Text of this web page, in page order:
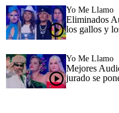
Yo Me Llamo
Eliminados
los gallos y
Yo Me Llamo
Mejores
jurado se